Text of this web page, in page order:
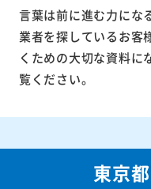
言葉は前に進む力にな
業者を探しているお客
くための大切な資料に
覧ください。
東京